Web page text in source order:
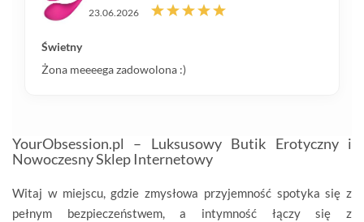
23.06.2026
Świetny
Żona meeeega zadowolona :)
YourObsession.pl – Luksusowy Butik Erotyczny i
Nowoczesny Sklep Internetowy
Witaj w miejscu, gdzie zmysłowa przyjemność spotyka się z
pełnym bezpieczeństwem, a intymność łączy się z